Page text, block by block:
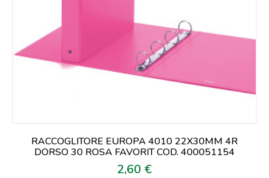
RACCOGLITORE EUROPA 4010 22X30MM 4R
DORSO 30 ROSA FAVORIT COD. 400051154
Prezzo
2,60 €